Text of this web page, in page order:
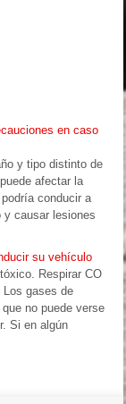
en caso
y tipo distinto de
afectar la
conducir a
causar lesiones
su vehículo
Respirar CO
Los gases de
no puede verse
Si en algún